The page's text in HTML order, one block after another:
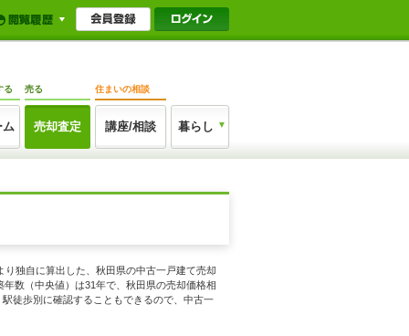
る
ム
売る
売却査定
住まいの相談
講座/相談 暮らし
独自に算出した、秋田県の中古一戸建て売却
数（中央値）は31年で、秋田県の売却価格相
徒歩別に確認することもできるので、中古一